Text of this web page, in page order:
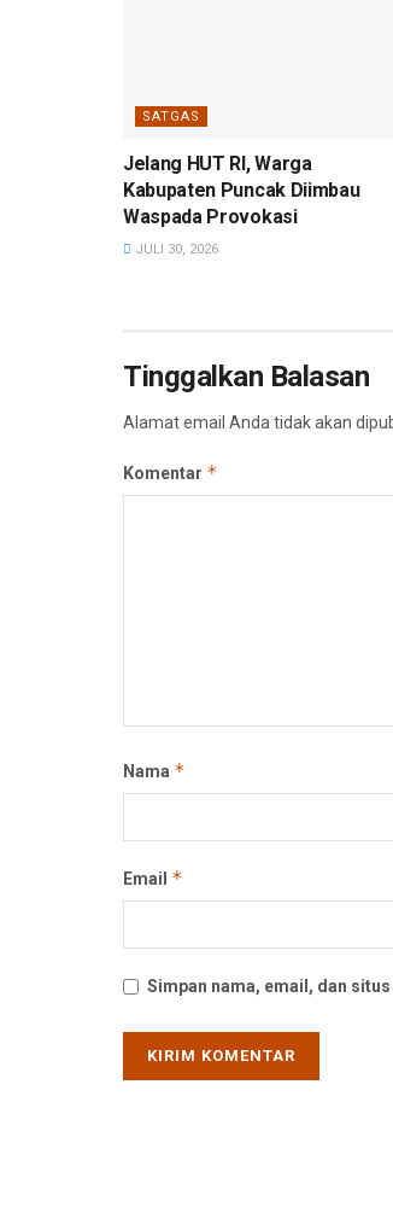
SATGAS
Jelang HUT RI, Warga
Kabupaten Puncak Diimbau
Waspada Provokasi
JULI 30, 2026
Tinggalkan Balasan
Alamat email Anda tidak akan
Komentar *
Nama *
Email *
Simpan nama, email, dan